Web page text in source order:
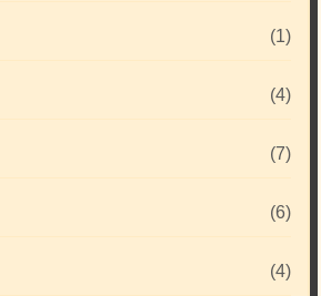
(1)
(4)
(7)
(6)
(4)